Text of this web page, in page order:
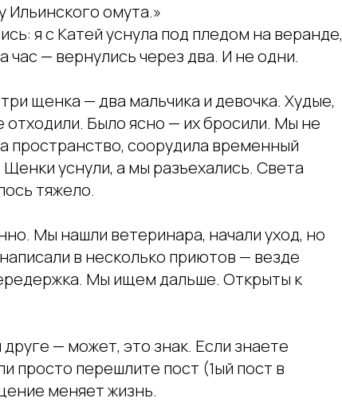
Ильинского омута.»
я с Катей уснула под пледом на веранде,
час — вернулись через два. И не одни.
щенка — два мальчика и девочка. Худые,
Было ясно — их бросили. Мы не
пространство, соорудила временный
уснули, а мы разъехались. Света
тяжело.
Мы нашли ветеринара, начали уход, но
в несколько приютов — везде
Мы ищем дальше. Открыты к
— может, это знак. Если знаете
просто перешлите пост (1ый пост в
меняет жизнь.